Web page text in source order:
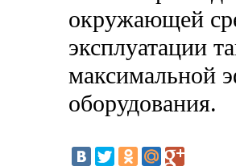
окружающей
эксплуатации
максимальной
оборудования.